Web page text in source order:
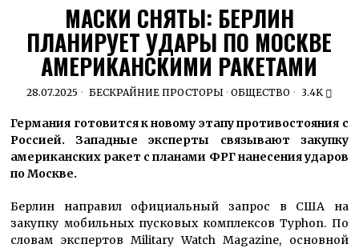
МАСКИ СНЯТЫ: БЕРЛИН
ПЛАНИРУЕТ УДАРЫ ПО МОСКВЕ
АМЕРИКАНСКИМИ РАКЕТАМИ
28.07.2025 БЕСКРАЙНИЕ ПРОСТОРЫ · ОБЩЕСТВО 3.4K
Германия готовится к новому этапу противостояния с
Россией. Западные эксперты связывают закупку
американских ракет с планами ФРГ нанесения ударов
по Москве.
Берлин направил официальный запрос в США на
закупку мобильных пусковых комплексов Typhon. По
словам экспертов Military Watch Magazine, основной